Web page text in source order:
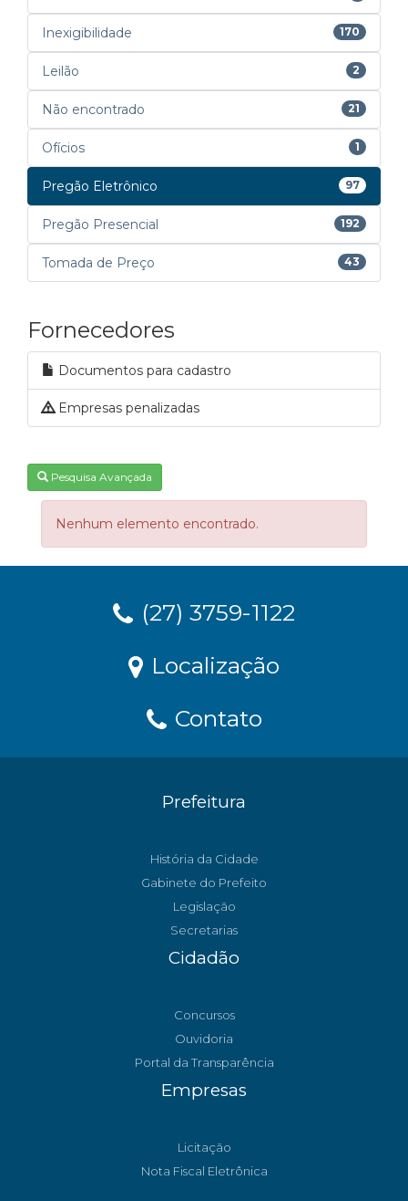
Inexigibilidade 170
Leilão 2
Não encontrado 21
Ofícios 1
Pregão Eletrônico 97
Pregão Presencial 192
Tomada de Preço 43
Fornecedores
Documentos para cadastro
Empresas penalizadas
Pesquisa Avançada
Nenhum elemento encontrado.
(27) 3759-1122
Localização
Contato
Prefeitura
História da Cidade
Gabinete do Prefeito
Legislação
Secretarias
Cidadão
Concursos
Ouvidoria
Portal da Transparência
Empresas
Licitação
Nota Fiscal Eletrônica